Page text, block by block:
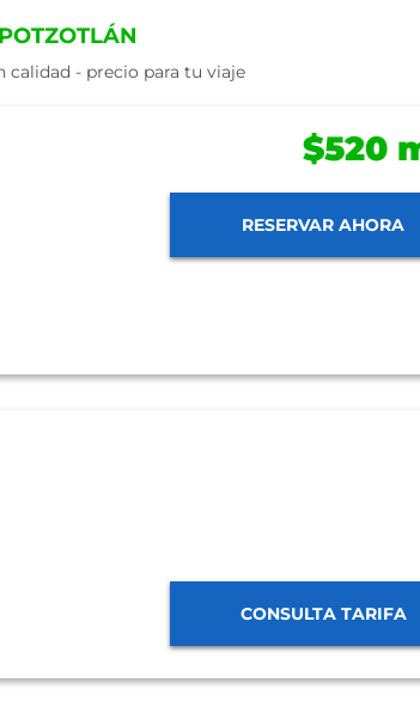
calidad - precio para tu viaje
$520
RESERVAR AHORA
CONSULTA TARIFA